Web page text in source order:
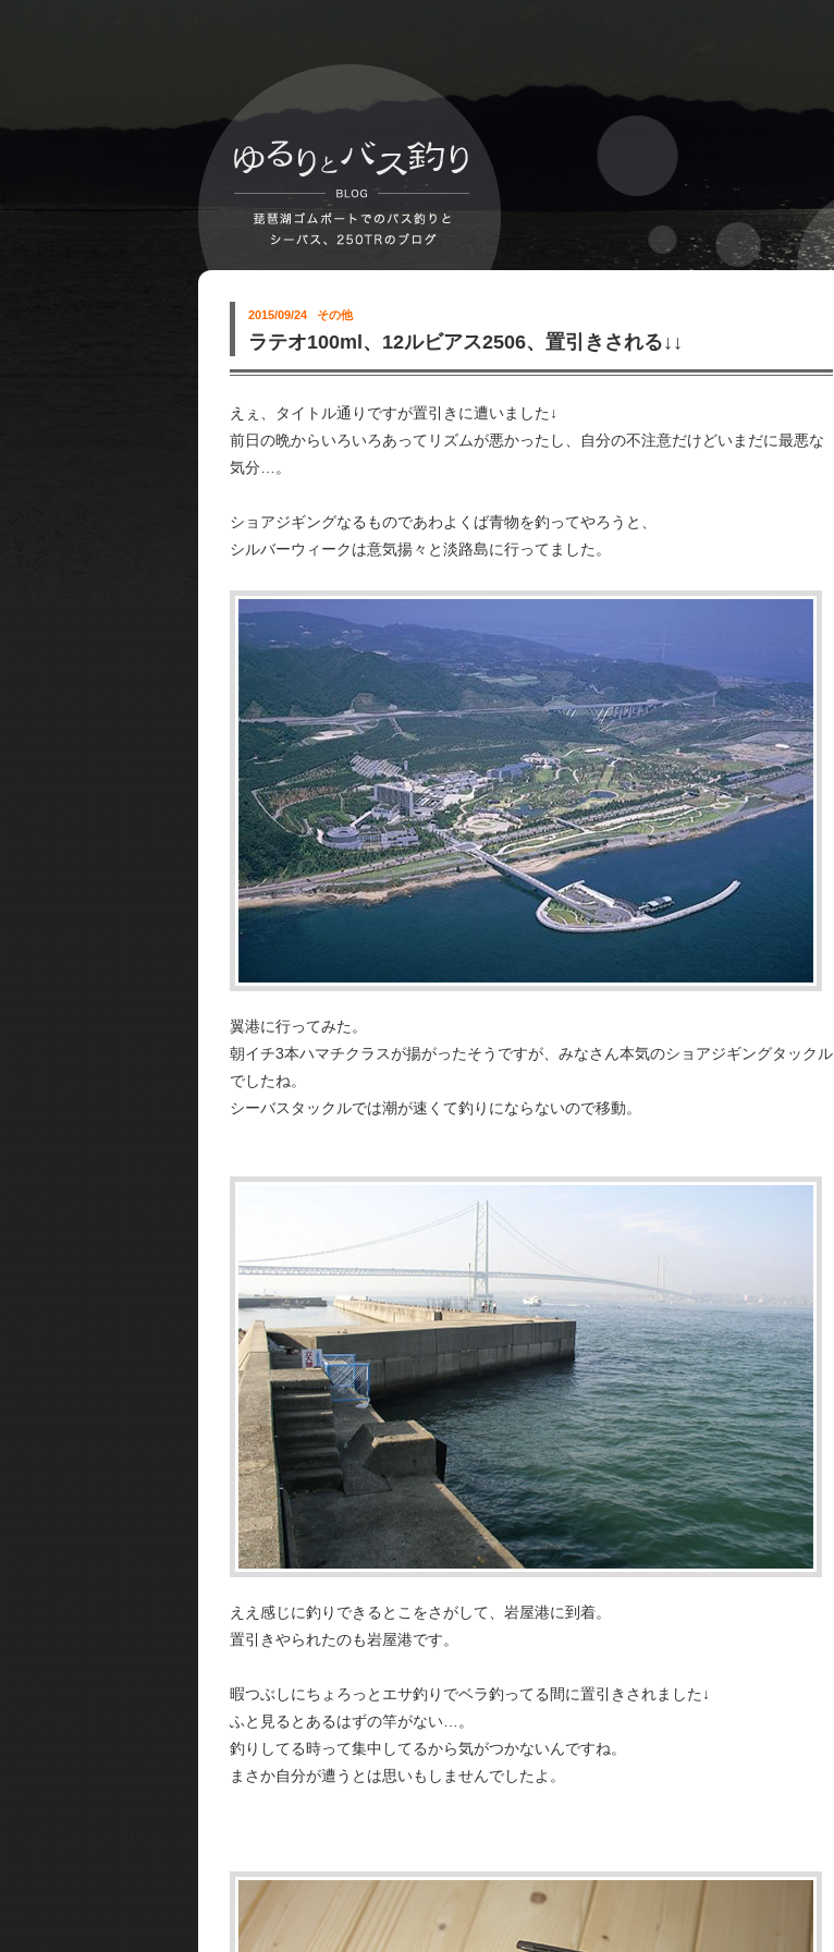
2015/09/24 その他
ラテオ100ml、12ルビアス2506、置引きされる↓↓
えぇ、タイトル通りですが置引きに遭いました↓
前日の晩からいろいろあってリズムが悪かったし、自分の不注意だけどいまだに最悪な
気分…。
ショアジギングなるものであわよくば青物を釣ってやろうと、
シルバーウィークは意気揚々と淡路島に行ってました。
翼港に行ってみた。
朝イチ3本ハマチクラスが揚がったそうですが、みなさん本気のショアジギングタックル
でしたね。
シーバスタックルでは潮が速くて釣りにならないので移動。
ええ感じに釣りできるとこをさがして、岩屋港に到着。
置引きやられたのも岩屋港です。
暇つぶしにちょろっとエサ釣りでベラ釣ってる間に置引きされました↓
ふと見るとあるはずの竿がない…。
釣りしてる時って集中してるから気がつかないんですね。
まさか自分が遭うとは思いもしませんでしたよ。